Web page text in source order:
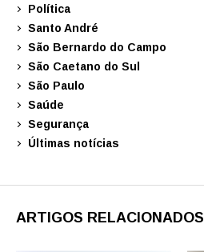
Política
Santo André
São Bernardo do Campo
São Caetano do Sul
São Paulo
Saúde
Segurança
Últimas notícias
ARTIGOS RELACIONADOS